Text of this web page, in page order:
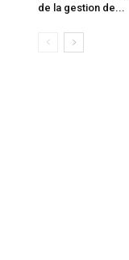
de la gestion de...